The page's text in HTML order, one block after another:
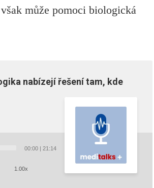
může pomoci biologická
nabízejí řešení tam, kde
00:00 |21:14
1.00x